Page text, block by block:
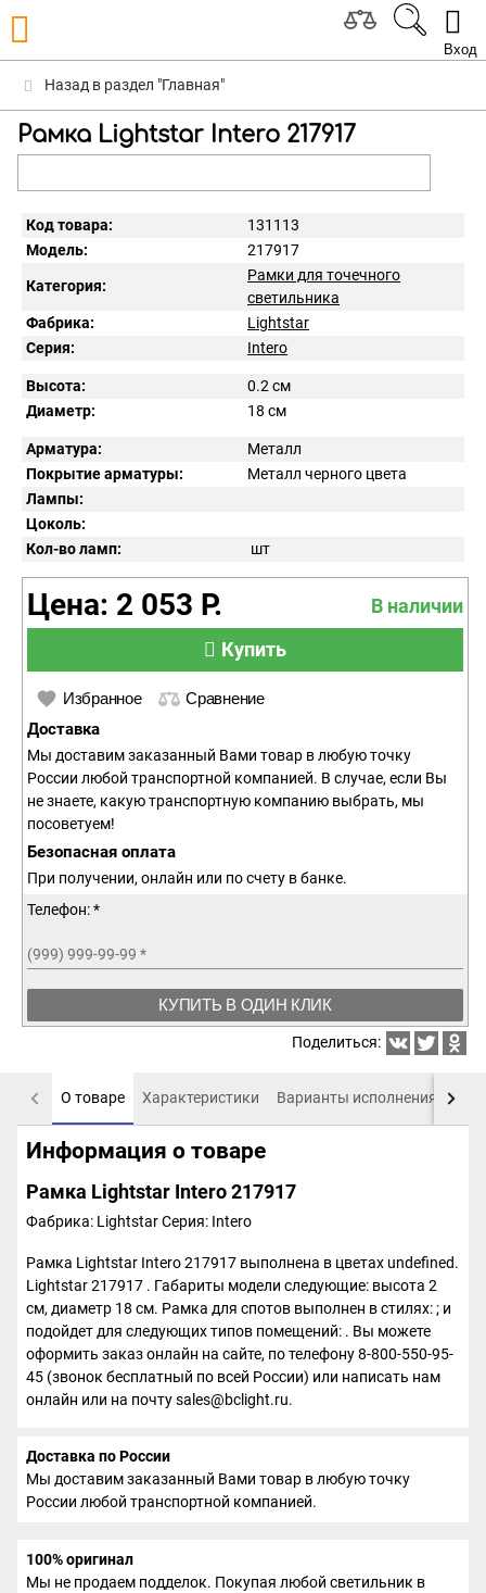
Вход
Назад в раздел "Главная"
Рамка Lightstar Intero 217917
Код товара:
131113
Модель:
217917
Категория:
Рамки для точечного
светильника
Фабрика:
Lightstar
Серия:
Intero
Высота:
0.2 см
Диаметр:
18 см
Арматура:
Металл
Покрытие арматуры:
Металл черного цвета
Лампы:
Цоколь:
Кол-во ламп:
шт
Цена: 2 053 Р.
В наличии
Купить
Избранное Сравнение
Доставка
Мы доставим заказанный Вами товар в любую точку
России любой транспортной компанией. В случае, если Вы
не знаете, какую транспортную компанию выбрать, мы
посоветуем!
Безопасная оплата
При получении, онлайн или по счету в банке.
Телефон: *
(999) 999-99-99 *
КУПИТЬ В ОДИН КЛИК
Поделиться:
О товаре Характеристики Варианты исполнения
Информация о товаре
Рамка Lightstar Intero 217917
Фабрика: LightstarСерия: Intero
Рамка Lightstar Intero 217917 выполнена в цветах undefined.
Lightstar 217917 . Габариты модели следующие: высота 2
см, диаметр 18 см. Рамка для спотов выполнен в стилях: ; и
подойдет для следующих типов помещений: . Вы можете
оформить заказ онлайн на сайте, по телефону 8-800-550-95-
45 (звонок бесплатный по всей России) или написать нам
онлайн или на почту sales@bclight.ru.
Доставка по России
Мы доставим заказанный Вами товар в любую точку
России любой транспортной компанией.
100% оригинал
Мы не продаем подделок. Покупая любой светильник в